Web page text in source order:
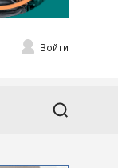
Войти